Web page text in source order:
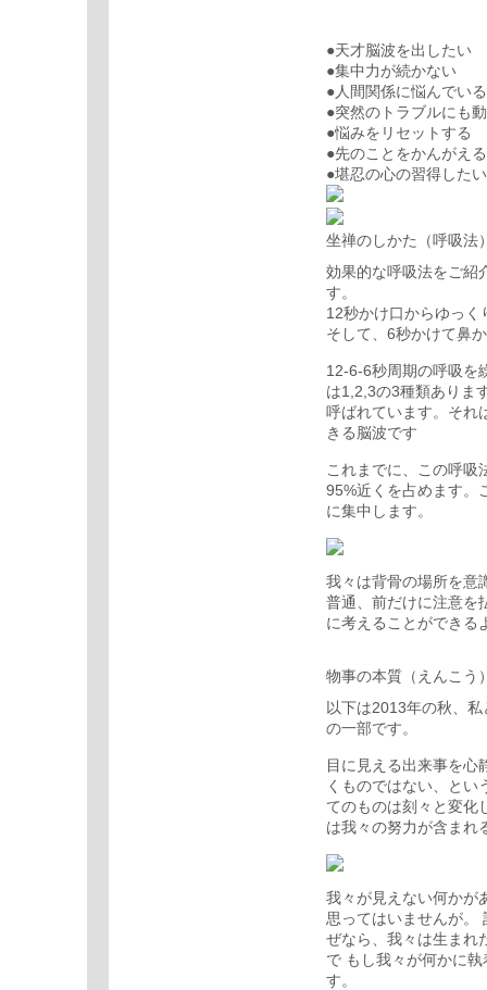
●天才脳波を出したい
●集中力が続かない
●人間関係に悩んでいる
●突然のトラブルにも
●悩みをリセットする
●先のことをかんがえ
●堪忍の心の習得したい
坐禅のしかた（呼吸法
効果的な呼吸法をご紹
す。
12秒かけ口からゆっ
そして、6秒かけて鼻
12-6-6秒周期の呼吸を
は1,2,3の3種類ありま
呼ばれています。それ
きる脳波です
これまでに、この呼吸
95%近くを占めます。
に集中します。
我々は背骨の場所を意
普通、前だけに注意を
に考えることができる
物事の本質（えんこう
以下は2013年の秋、
の一部です。
目に見える出来事を心
くものではない、とい
てのものは刻々と変化
は我々の努力が含まれ
我々が見えない何かが
思ってはいませんが。
ぜなら、我々は生まれ
で もし我々が何かに
す。